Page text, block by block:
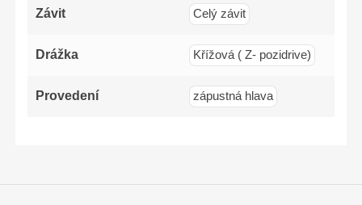
Závit Celý závit
Drážka Křížová ( Z- pozidrive)
Provedení zápustná hlava